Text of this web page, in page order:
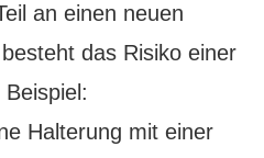
an einen neuen
das Risiko einer
Halterung mit einer